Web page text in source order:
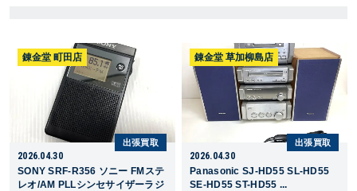
錬金堂 町田店
出張買取
2026.04.30
SONY SRF-R356 ソニー FMステ
レオ/AM PLLシンセサイザーラジ
錬金堂 草加柳島店
出張買取
2026.04.30
Panasonic SJ-HD55 SL-HD55
SE-HD55 ST-HD55 ...